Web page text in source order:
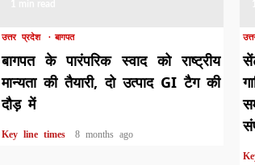
उत्तर प्रदेश बागपत
बागपत के पारंपरिक स्वाद को राष्ट्रीय
मान्यता की तैयारी, दो उत्पाद GI टैग की
दौड़ में
Key line times 8 months ago